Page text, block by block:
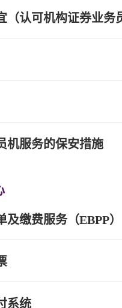
（认可机构证券业务
机服务的保安措施
及缴费服务（EBPP）
系统